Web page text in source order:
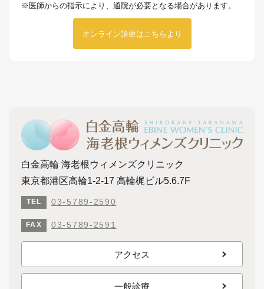
※医師からの指示により、通院が必要となる場合があります。
オンライン診療はこちらより
白金高輪 海老根ウィメンズクリニック
東京都港区高輪1-2-17 高輪梶ビル5.6.7F
TEL 03-5789-2590
FAX 03-5789-2591
アクセス
一般診療